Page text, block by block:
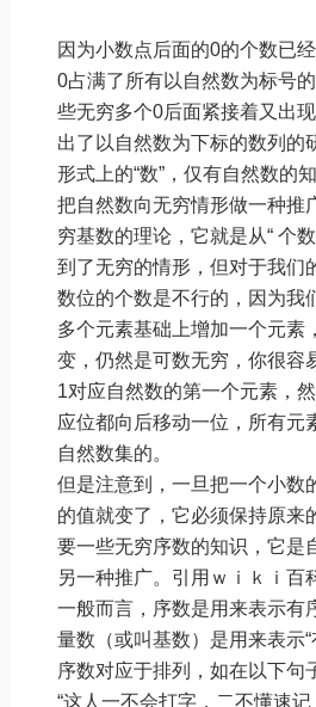
因为小数点后面的0的个数已
0占满了所有以自然数为标号
些无穷多个0后面紧接着又出
出了以自然数为下标的数列的
形式上的“数”，仅有自然数的
把自然数向无穷情形做一种推
穷基数的理论，它就是从“ 个
到了无穷的情形，但对于我们
数位的个数是不行的，因为我
多个元素基础上增加一个元素
变，仍然是可数无穷，你很容
1对应自然数的第一个元素，
应位都向后移动一位，所有元
自然数集的。
但是注意到，一旦把一个小数
的值就变了，它必须保持原来
要一些无穷序数的知识，它是
另一种推广。引用ｗｉｋｉ百
一般而言，序数是用来表示有
量数（或叫基数）是用来表示“
序数对应于排列，如在以下句子
“这人一不会打字，二不懂速